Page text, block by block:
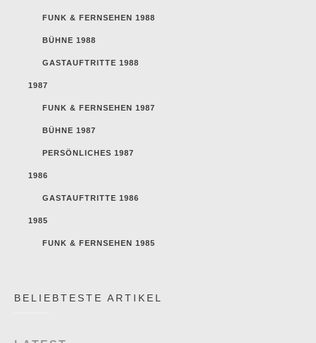
FUNK & FERNSEHEN 1988
BÜHNE 1988
GASTAUFTRITTE 1988
1987
FUNK & FERNSEHEN 1987
BÜHNE 1987
PERSÖNLICHES 1987
1986
GASTAUFTRITTE 1986
1985
FUNK & FERNSEHEN 1985
BELIEBTESTE ARTIKEL